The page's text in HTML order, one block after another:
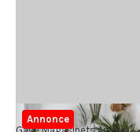
Annonce
Gave Magasinets Artikler